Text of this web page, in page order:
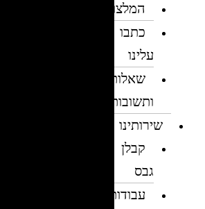
המלצות
כתבו
עלינו
שאלות
ותשובות
שירותינו
קבלן
גבס
עבודות